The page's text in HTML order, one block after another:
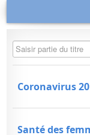
Saisir partie du titre
Coronavirus
Santé des